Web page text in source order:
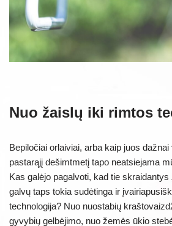
Nuo žaislų iki rimtos
Bepiločiai orlaiviai, arba kaip juos
pastarąjį dešimtmetį tapo neatsiejama
Kas galėjo pagalvoti, kad tie skraidantys
galvų taps tokia sudėtinga ir
technologija? Nuo nuostabių
gyvybių gelbėjimo, nuo žemės ūkio